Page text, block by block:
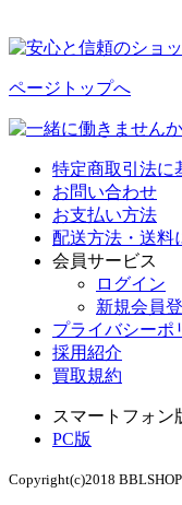
ページトップへ
特定商取引法に
お問い合わせ
お支払い方法
配送方法・送料
会員サービス
ログイン
新規会員
プライバシーポ
採用紹介
買取規約
スマートフォン
PC版
Copyright(c)2018